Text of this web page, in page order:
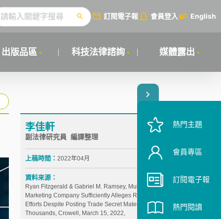
訂閱電子報 會員登入 English
出版品區 科技法律諮詢 媒體露出
李佳軒
副法律研究員 編譯整理
上稿時間： 2022年04月
資料來源：
Ryan Fitzgerald & Gabriel M. Ramsey, Multi-Level
Marketing Company Sufficiently Alleges Reasonable
Efforts Despite Posting Trade Secret Materials to
Thousands, Crowell, March 15, 2022,
熱門主題
會員專區
訂閱電子報
熱門閱讀